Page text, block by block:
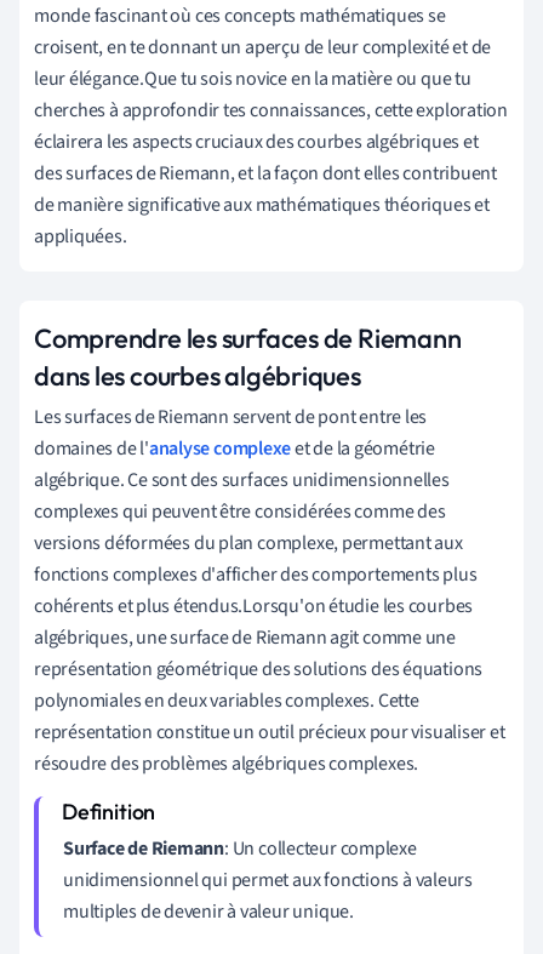
monde fascinant où ces concepts mathématiques se
croisent, en te donnant un aperçu de leur complexité et de
leur élégance.Que tu sois novice en la matière ou que tu
cherches à approfondir tes connaissances, cette exploration
éclairera les aspects cruciaux des courbes algébriques et
des surfaces de Riemann, et la façon dont elles contribuent
de manière significative aux mathématiques théoriques et
appliquées.
Comprendre les surfaces de Riemann
dans les courbes algébriques
Les surfaces de Riemann servent de pont entre les
domaines de l'analyse complexeet de la géométrie
algébrique. Ce sont des surfaces unidimensionnelles
complexes qui peuvent être considérées comme des
versions déformées du plan complexe, permettant aux
fonctions complexes d'afficher des comportements plus
cohérents et plus étendus.Lorsqu'on étudie les courbes
algébriques, une surface de Riemann agit comme une
représentation géométrique des solutions des équations
polynomiales en deux variables complexes. Cette
représentation constitue un outil précieux pour visualiser et
résoudre des problèmes algébriques complexes.
Surface de Riemann: Un collecteur complexe
unidimensionnel qui permet aux fonctions à valeurs
multiples de devenir à valeur unique.